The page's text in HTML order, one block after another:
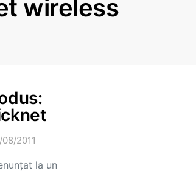
wireless
2011
la un